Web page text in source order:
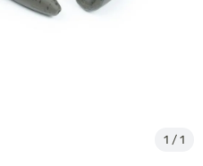
1 / 1